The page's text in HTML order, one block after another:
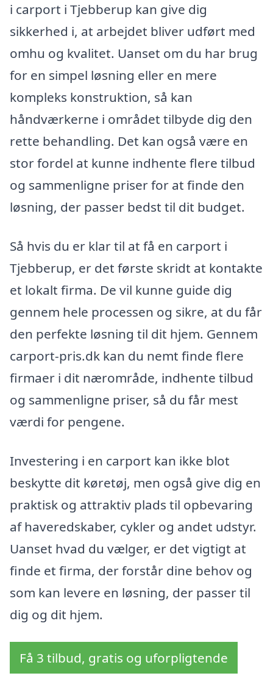
i carport i Tjebberup kan give dig
sikkerhed i, at arbejdet bliver udført med
omhu og kvalitet. Uanset om du har brug
for en simpel løsning eller en mere
kompleks konstruktion, så kan
håndværkerne i området tilbyde dig den
rette behandling. Det kan også være en
stor fordel at kunne indhente flere tilbud
og sammenligne priser for at finde den
løsning, der passer bedst til dit budget.
Så hvis du er klar til at få en carport i
Tjebberup, er det første skridt at kontakte
et lokalt firma. De vil kunne guide dig
gennem hele processen og sikre, at du får
den perfekte løsning til dit hjem. Gennem
carport-pris.dk kan du nemt finde flere
firmaer i dit nærområde, indhente tilbud
og sammenligne priser, så du får mest
værdi for pengene.
Investering i en carport kan ikke blot
beskytte dit køretøj, men også give dig en
praktisk og attraktiv plads til opbevaring
af haveredskaber, cykler og andet udstyr.
Uanset hvad du vælger, er det vigtigt at
finde et firma, der forstår dine behov og
som kan levere en løsning, der passer til
dig og dit hjem.
Få 3 tilbud, gratis og uforpligtende